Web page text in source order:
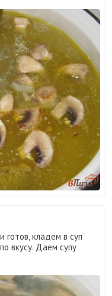
готов, кладем в суп
вкусу. Даем супу